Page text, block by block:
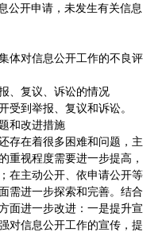
公开申请，未发生有关信息
体对信息公开工作的不良评
、复议、诉讼的情况
受到举报、复议和诉讼。
和改进措施
存在着很多困难和问题，主
重视程度需要进一步提高，
在主动公开、依申请公开等
需进一步探索和完善。结合
面进一步改进：一是提升宣
对信息公开工作的宣传，提